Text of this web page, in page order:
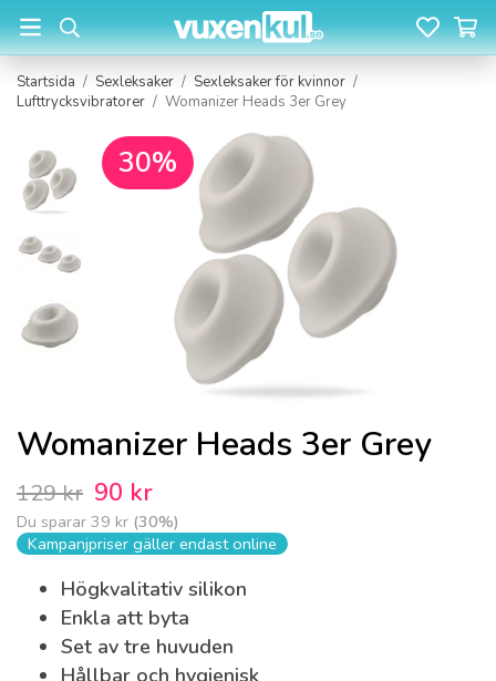
Startsida / Sexleksaker / Sexleksaker för kvinnor /
Lufttrycksvibratorer / Womanizer Heads 3er Grey
30%
Womanizer Heads 3er Grey
129 kr 90 kr
Du sparar 39 kr (30%)
Kampanjpriser gäller endast online
Högkvalitativ silikon
Enkla att byta
Set av tre huvuden
Hållbar och hygienisk